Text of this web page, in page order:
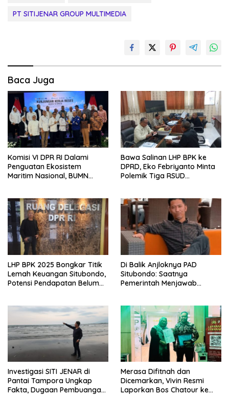
PT SITIJENAR GROUP MULTIMEDIA
Baca Juga
Komisi VI DPR RI Dalami
Penguatan Ekosistem
Maritim Nasional, BUMN
Bawa Salinan LHP BPK ke
DPRD, Eko Febriyanto Minta
Polemik Tiga RSUD
LHP BPK 2025 Bongkar Titik
Lemah Keuangan Situbondo,
Potensi Pendapatan Belum
Di Balik Anjloknya PAD
Situbondo: Saatnya
Pemerintah Menjawab
Investigasi SITI JENAR di
Pantai Tampora Ungkap
Fakta, Dugaan Pembuangan
Merasa Difitnah dan
Dicemarkan, Vivin Resmi
Laporkan Bos Chatour ke